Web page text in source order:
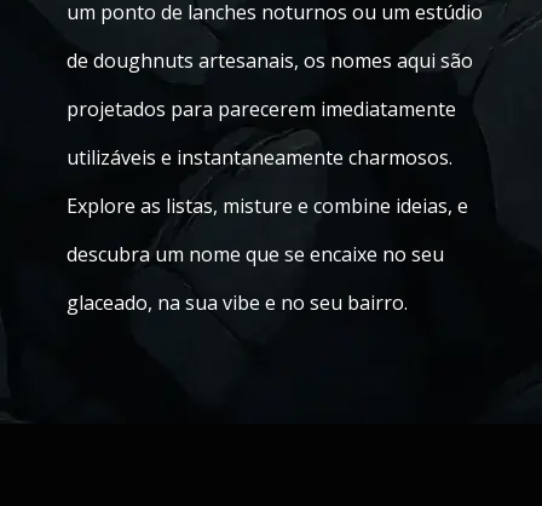
um ponto de lanches noturnos ou um estúdio
de doughnuts artesanais, os nomes aqui são
projetados para parecerem imediatamente
utilizáveis e instantaneamente charmosos.
Explore as listas, misture e combine ideias, e
descubra um nome que se encaixe no seu
glaceado, na sua vibe e no seu bairro.